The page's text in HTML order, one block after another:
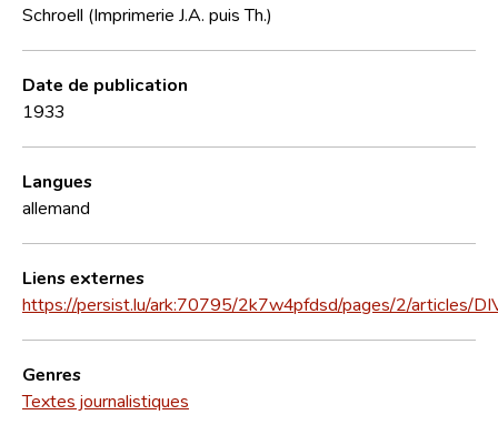
Schroell (Imprimerie J.A. puis Th.)
Date de publication
1933
Langues
allemand
Liens externes
https://persist.lu/ark:70795/2k7w4pfdsd/pages/2/articles/
Genres
Textes journalistiques